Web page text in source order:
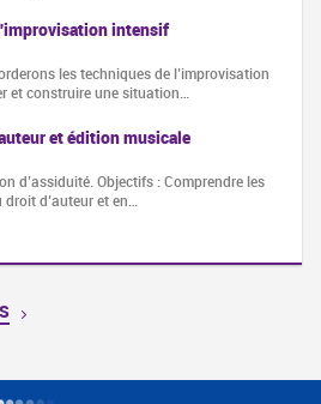
intensif
les techniques de l’improvisation
et construire une situation…
et édition musicale
d’assiduité. Objectifs : Comprendre les
droit d’auteur et en…